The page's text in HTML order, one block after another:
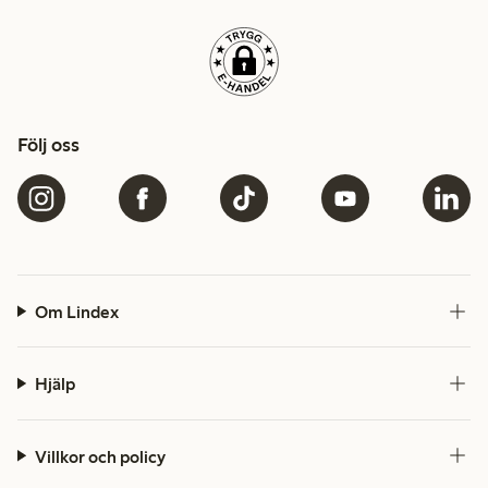
Följ oss
Om Lindex
Hjälp
Villkor och policy